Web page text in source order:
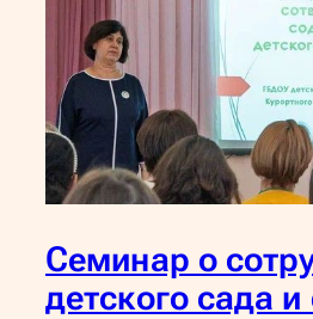
Семинар о
детского сада